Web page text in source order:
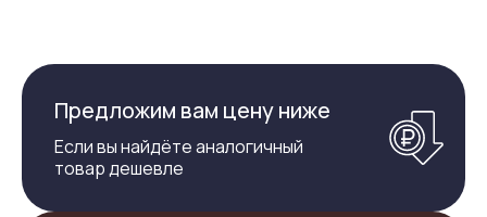
Предложим вам цену ниже
Если вы найдёте аналогичный
товар дешевле